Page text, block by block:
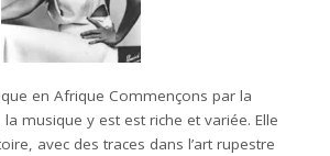
en Afrique Commençons par la
musique y est est riche et variée. Elle
avec des traces dans l’art rupestre